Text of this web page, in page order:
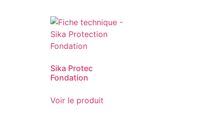
Sika Protec
Fondation
Voir le produit